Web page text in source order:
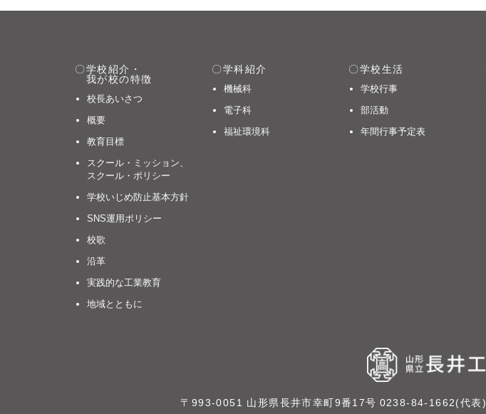
学校紹介・
我が校の特徴
校長あいさつ
概要
教育目標
スクール・ミッション、
スクール・ポリシー
学校いじめ防止基本方針
SNS運用ポリシー
校歌
沿革
実践的な工業教育
地域とともに
学科紹介
機械科
電子科
福祉環境科
学校生活
学校行事
部活動
年間行事予定表
〒993-0051 山形県長井市幸町9番17号 0238-84-1662(代表)